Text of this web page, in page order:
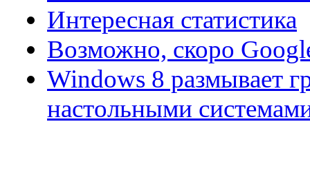
Интересная статистика
Возможно, скоро
Windows 8 размывает
настольными